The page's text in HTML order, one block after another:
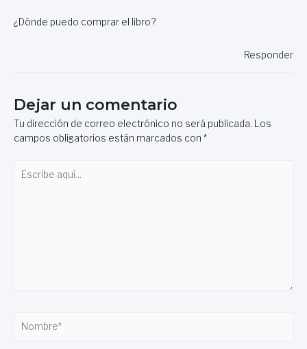
¿Dònde puedo comprar el libro?
Responder
Dejar un comentario
Tu dirección de correo electrónico no será publicada. Los
campos obligatorios están marcados con *
aquí...